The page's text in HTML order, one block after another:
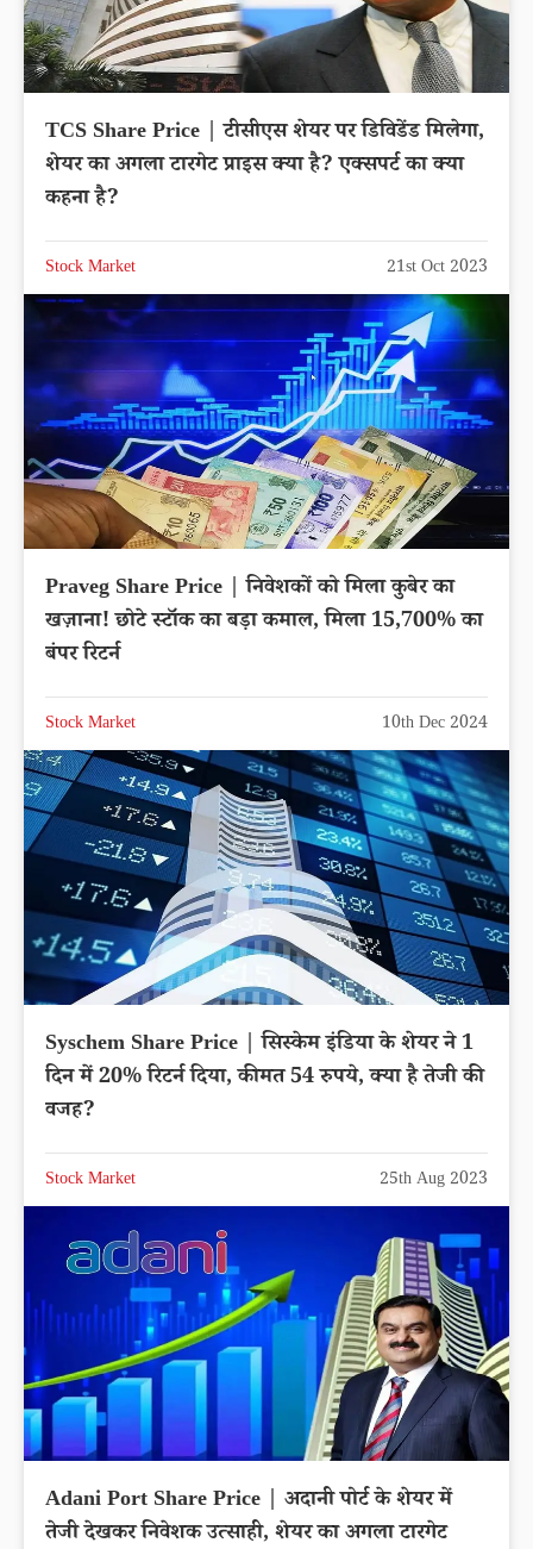
TCS Share Price | टीसीएस शेयर पर डिविडेंड मिलेगा,
शेयर का अगला टारगेट प्राइस क्या है? एक्सपर्ट का क्या
कहना है?
Stock Market 21st Oct 2023
Praveg Share Price | निवेशकों को मिला कुबेर का
खज़ाना! छोटे स्टॉक का बड़ा कमाल, मिला 15,700% का
बंपर रिटर्न
Stock Market 10th Dec 2024
Syschem Share Price | सिस्केम इंडिया के शेयर ने 1
दिन में 20% रिटर्न दिया, कीमत 54 रुपये, क्या है तेजी की
वजह?
Stock Market 25th Aug 2023
Adani Port Share Price | अदानी पोर्ट के शेयर में
तेजी देखकर निवेशक उत्साही, शेयर का अगला टारगेट